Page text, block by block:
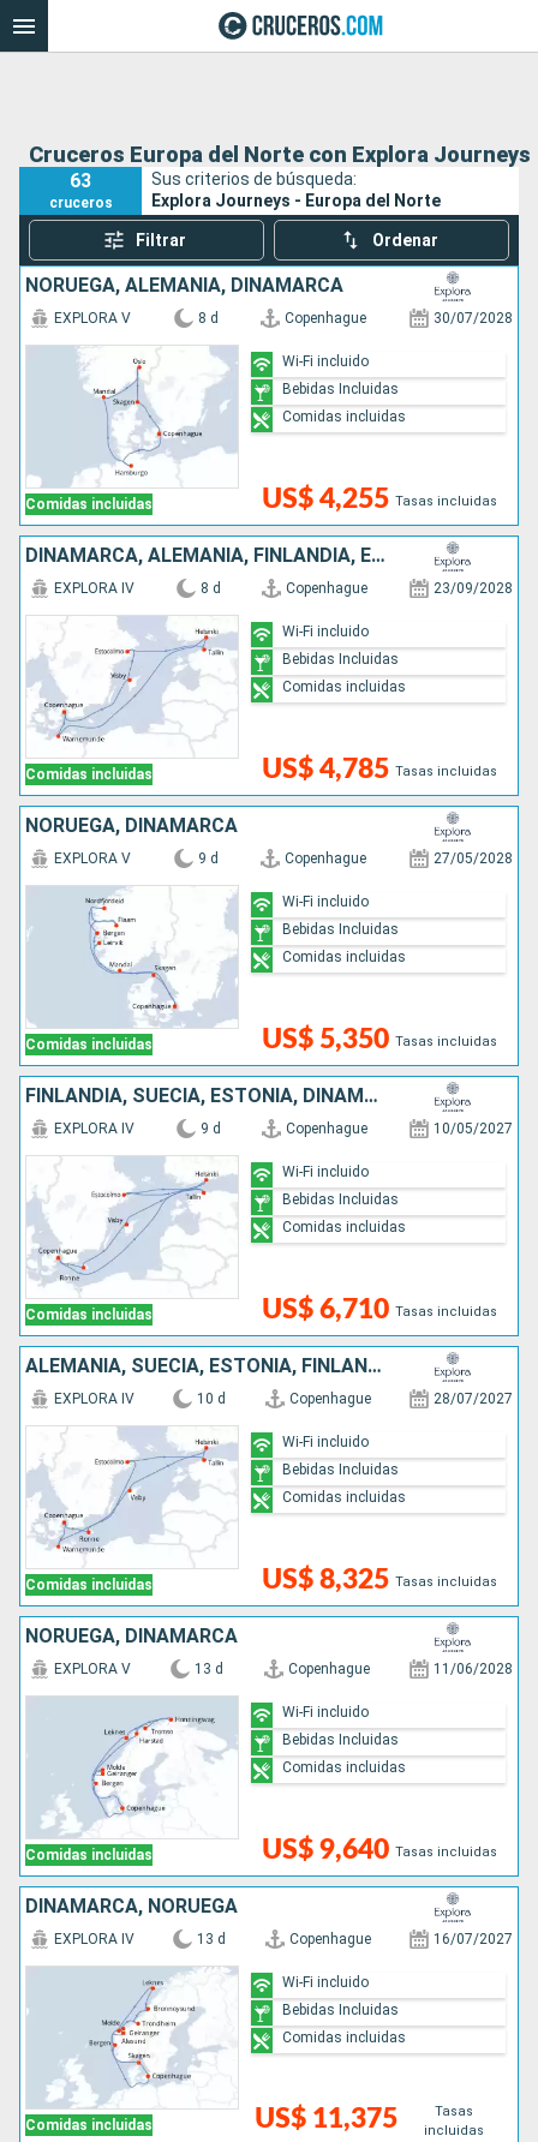
Cruceros Europa del Norte con Explora Journeys
63
cruceros
Sus criterios de búsqueda:
Explora Journeys - Europa del Norte
Filtrar Ordenar
NORUEGA, ALEMANIA, DINAMARCA
Comidas incluidas
EXPLORA V 8 d Copenhague 30/07/2028
US$ 4,255 Tasas incluidas
Wi-Fi incluido
Bebidas Incluidas
Comidas incluidas
DINAMARCA, ALEMANIA, FINLANDIA, ESTONIA, SUECIA
Comidas incluidas
EXPLORA IV 8 d Copenhague 23/09/2028
US$ 4,785 Tasas incluidas
Wi-Fi incluido
Bebidas Incluidas
Comidas incluidas
NORUEGA, DINAMARCA
Comidas incluidas
EXPLORA V 9 d Copenhague 27/05/2028
US$ 5,350 Tasas incluidas
Wi-Fi incluido
Bebidas Incluidas
Comidas incluidas
FINLANDIA, SUECIA, ESTONIA, DINAMARCA
Comidas incluidas
EXPLORA IV 9 d Copenhague 10/05/2027
US$ 6,710 Tasas incluidas
Wi-Fi incluido
Bebidas Incluidas
Comidas incluidas
ALEMANIA, SUECIA, ESTONIA, FINLANDIA, DINAMARCA
Comidas incluidas
EXPLORA IV 10 d Copenhague 28/07/2027
US$ 8,325 Tasas incluidas
Wi-Fi incluido
Bebidas Incluidas
Comidas incluidas
NORUEGA, DINAMARCA
Comidas incluidas
EXPLORA V 13 d Copenhague 11/06/2028
US$ 9,640 Tasas incluidas
Wi-Fi incluido
Bebidas Incluidas
Comidas incluidas
DINAMARCA, NORUEGA
Comidas incluidas
EXPLORA IV 13 d Copenhague 16/07/2027
US$ 11,375
Tasas
incluidas
Wi-Fi incluido
Bebidas Incluidas
Comidas incluidas